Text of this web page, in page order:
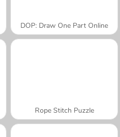
DOP: Draw One Part Online
Rope Stitch Puzzle